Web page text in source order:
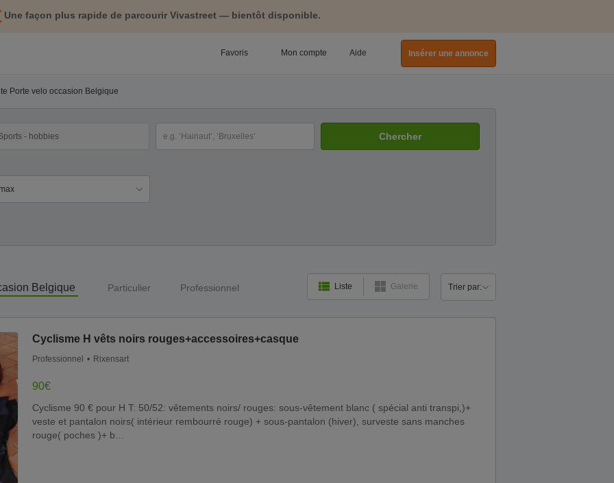
Une façon plus rapide de parcourir Vivastreet — bientôt disponible.
Favoris Mon compte Aide Insérer une annonce
Porte velo occasion Belgique
Chercher
Belgique Particulier Professionnel Liste Galerie
Cyclisme H vêts noirs rouges+accessoires+casque
Professionnel Rixensart
90€
Cyclisme 90 € pour H T: 50/52: vêtements noirs/ rouges: sous-vêtement blanc ( spécial anti transpi,)+
veste et pantalon noirs( intérieur rembourré rouge) + sous-pantalon (hiver), surveste sans manches
rouge( poches )+ b…